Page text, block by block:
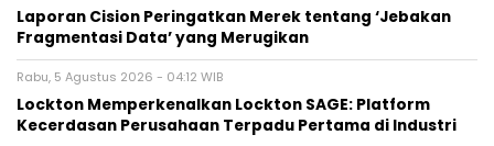
Laporan Cision Peringatkan Merek tentang ‘Jebakan
Fragmentasi Data’ yang Merugikan
Rabu, 5 Agustus 2026 - 04:12 WIB
Lockton Memperkenalkan Lockton SAGE: Platform
Kecerdasan Perusahaan Terpadu Pertama di Industri